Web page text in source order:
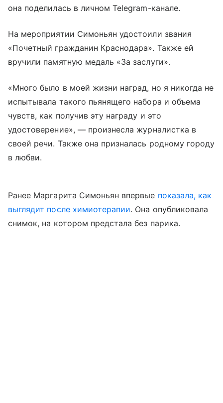
она поделилась в личном Telegram-канале.
На мероприятии Симоньян удостоили звания
«Почетный гражданин Краснодара». Также ей
вручили памятную медаль «За заслуги».
«Много было в моей жизни наград, но я никогда не
испытывала такого пьянящего набора и объема
чувств, как получив эту награду и это
удостоверение», — произнесла журналистка в
своей речи. Также она призналась родному городу
в любви.
Ранее Маргарита Симоньян впервые показала, как
выглядит после химиотерапии. Она опубликовала
снимок, на котором предстала без парика.